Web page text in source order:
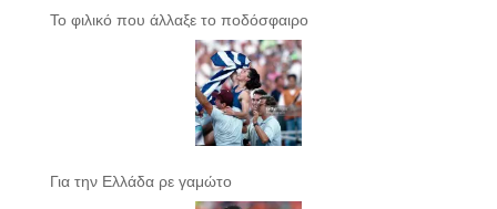
Το φιλικό που άλλαξε το ποδόσφαιρο
Για την Ελλάδα ρε γαμώτο